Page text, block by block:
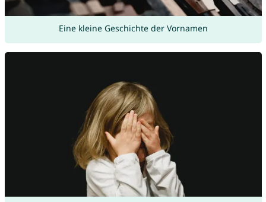
Eine kleine Geschichte der Vornamen